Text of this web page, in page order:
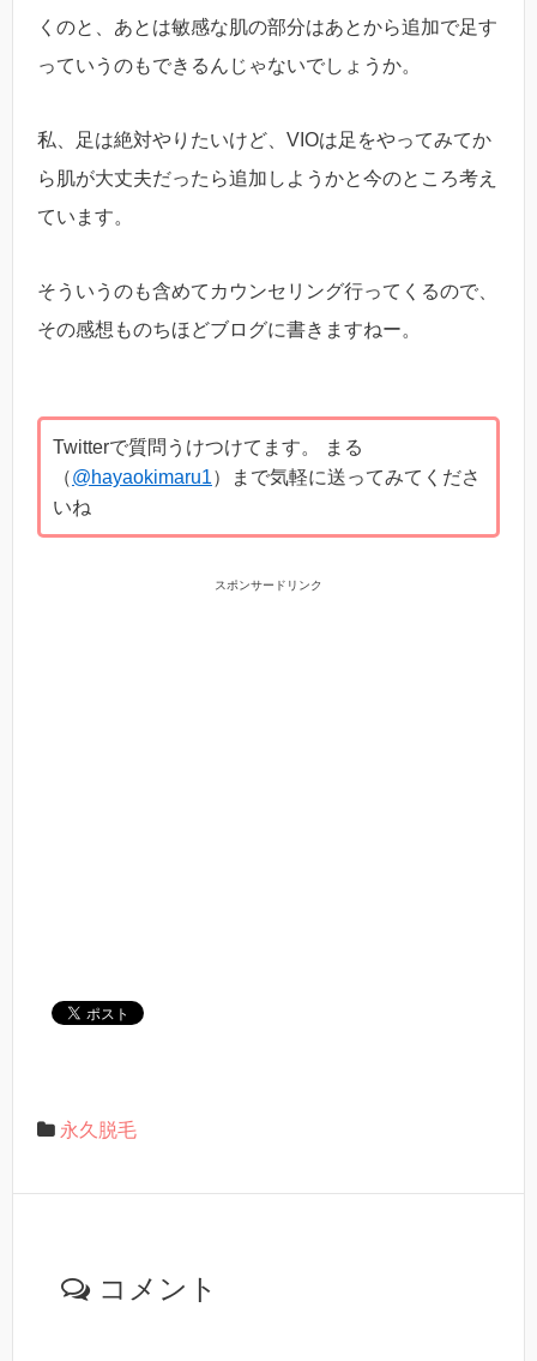
くのと、あとは敏感な肌の部分はあとから追加で足す
っていうのもできるんじゃないでしょうか。
私、足は絶対やりたいけど、VIOは足をやってみてか
ら肌が大丈夫だったら追加しようかと今のところ考え
ています。
そういうのも含めてカウンセリング行ってくるので、
その感想ものちほどブログに書きますねー。
Twitterで質問うけつけてます。 まる
（@hayaokimaru1）まで気軽に送ってみてくださ
いね
スポンサードリンク
永久脱毛
コメント